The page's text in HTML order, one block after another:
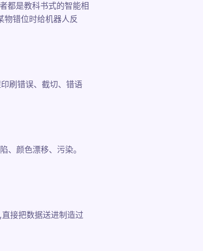
都是教科书式的智能相
物错位时给机器人反
刷错误、截切、错语
、颜色漂移、污染。
接把数据送进制造过